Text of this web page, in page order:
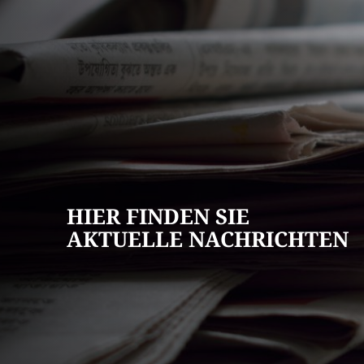
Mängel melden
Wahlen
HIER FINDEN SIE
AKTUELLE NACHRICHTEN